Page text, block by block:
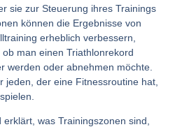
sie zur Steuerung ihres Trainings
können die Ergebnisse von
erheblich verbessern,
man einen Triathlonrekord
werden oder abnehmen möchte.
jeden, der eine Fitnessroutine hat,
was Trainingszonen sind,